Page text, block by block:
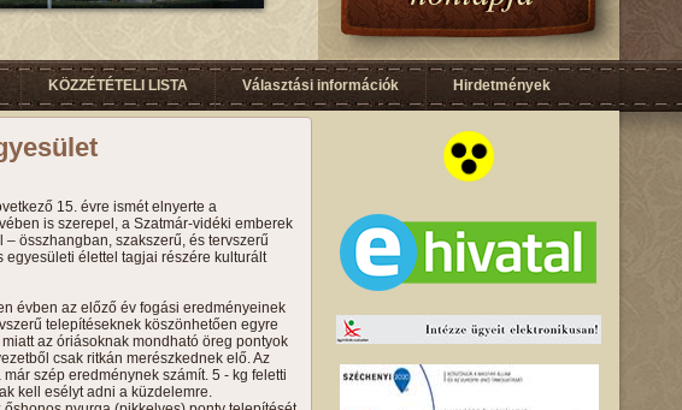
KÖZZÉTÉTELI LISTA Választási információk Hirdetmények
15. évre ismét elnyerte a
is szerepel, a Szatmár-vidéki emberek
összhangban, szakszerű, és tervszerű
élettel tagjai részére kulturált
évben az előző év fogási eredményeinek
telepítéseknek köszönhetően egyre
az óriásoknak mondható öreg pontyok
csak ritkán merészkednek elő. Az
szép eredménynek számít. 5 - kg feletti
kell esélyt adni a küzdelemre.